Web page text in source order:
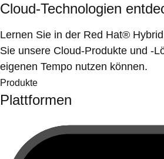
Cloud-Technologien
Lernen Sie in der Red Hat®
Sie unsere Cloud-Produkte und -
eigenen Tempo nutzen können.
Produkte
Plattformen